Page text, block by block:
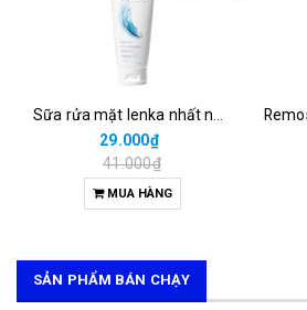
29.000₫
41.000₫
MUA HÀNG
SẢN PHẨM BÁN CHẠY